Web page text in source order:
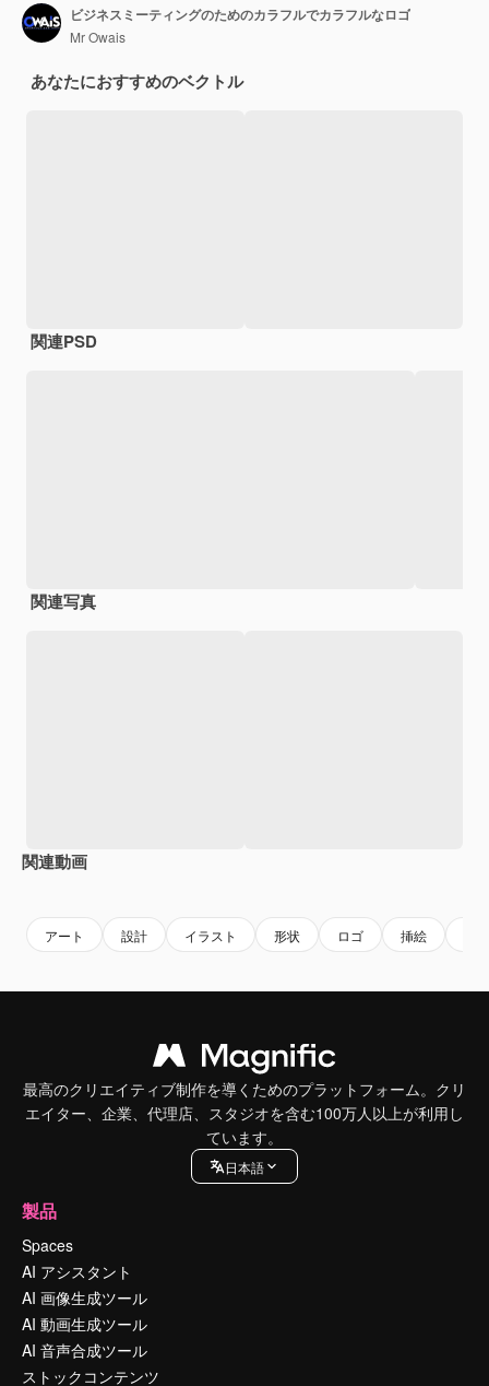
ビジネスミーティングのためのカラフルでカラフルなロゴ
Mr Owais
あなたにおすすめのベクトル
関連PSD
関連写真
関連動画
アート 設計 イラスト 形状 ロゴ 挿絵
最高のクリエイティブ制作を導くためのプラットフォーム。クリ
エイター、企業、代理店、スタジオを含む100万人以上が利用し
ています。
日本語
製品
Spaces
AI アシスタント
AI 画像生成ツール
AI 動画生成ツール
AI 音声合成ツール
ストックコンテンツ